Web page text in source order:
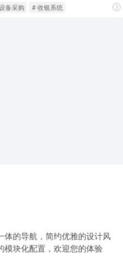
备采购 # 收银系统
体的导航，简约优雅的设计风
模块化配置，欢迎您的体验